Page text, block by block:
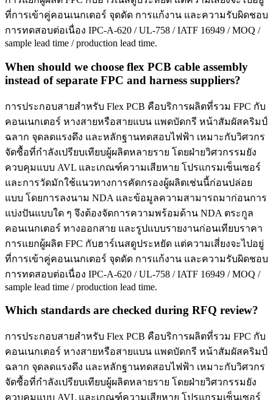
ที่การเข้าคู่คอนเนกเตอร์ จุดดัด การแก้งาน และความรับผิดชอบ
การทดสอบต่อเนื่อง IPC-A-620 / UL-758 / IATF 16949 / MOQ /
sample lead time / production lead time.
When should we choose flex PCB cable assembly
instead of separate FPC and harness suppliers?
การประกอบสายสำหรับ Flex PCB คือบริการผลิตที่รวม FPC กับ
คอนเนกเตอร์ หางสายหรือสายแบน แพดบัดกรี หน้าสัมผัสคริมป์
ฉลาก จุดลดแรงดึง และหลักฐานทดสอบไฟฟ้า เหมาะกับวิศวกร
จัดซื้อที่กำลังเปรียบเทียบผู้ผลิตหลายราย โดยฝ่ายวิศวกรรมยัง
ควบคุมแบบ AVL และเกณฑ์ความเสียหาย โปรแกรมเซ็นเซอร์
และการวัดมักใช้แนวทางการคัดกรองผู้ผลิตเช่นนี้ก่อนปล่อย
แบบ โดยการลงนาม NDA และข้อมูลความสามารถมาก่อนการ
แบ่งปันแบบใด ๆ จึงต้องจัดการความพร้อมด้าน NDA ตระกูล
คอนเนกเตอร์ ทางออกสาย และรูปแบบรายงานก่อนเทียบราคา
การแยกผู้ผลิต FPC กับฮาร์เนสดูประหยัด แต่ความเสี่ยงจะไปอยู่
ที่การเข้าคู่คอนเนกเตอร์ จุดดัด การแก้งาน และความรับผิดชอบ
การทดสอบต่อเนื่อง IPC-A-620 / UL-758 / IATF 16949 / MOQ /
sample lead time / production lead time.
Which standards are checked during RFQ review?
การประกอบสายสำหรับ Flex PCB คือบริการผลิตที่รวม FPC กับ
คอนเนกเตอร์ หางสายหรือสายแบน แพดบัดกรี หน้าสัมผัสคริมป์
ฉลาก จุดลดแรงดึง และหลักฐานทดสอบไฟฟ้า เหมาะกับวิศวกร
จัดซื้อที่กำลังเปรียบเทียบผู้ผลิตหลายราย โดยฝ่ายวิศวกรรมยัง
ควบคุมแบบ AVL และเกณฑ์ความเสียหาย โปรแกรมเซ็นเซอร์